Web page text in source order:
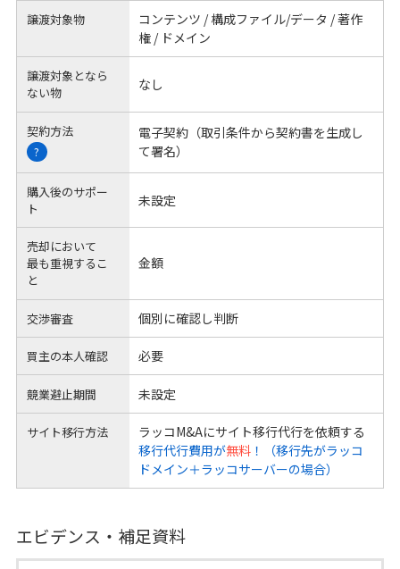
譲渡対象物
コンテンツ / 構成ファイル/データ / 著作
権 / ドメイン
譲渡対象となら
ない物
なし
契約方法
?
電子契約（取引条件から契約書を生成し
て署名）
購入後のサポー
ト
未設定
売却において
最も重視するこ
と
金額
交渉審査 個別に確認し判断
買主の本人確認 必要
競業避止期間 未設定
サイト移行方法
ラッコM&Aにサイト移行代行を依頼する
移行代行費用が無料！（移行先がラッコ
ドメイン＋ラッコサーバーの場合）
エビデンス・補足資料